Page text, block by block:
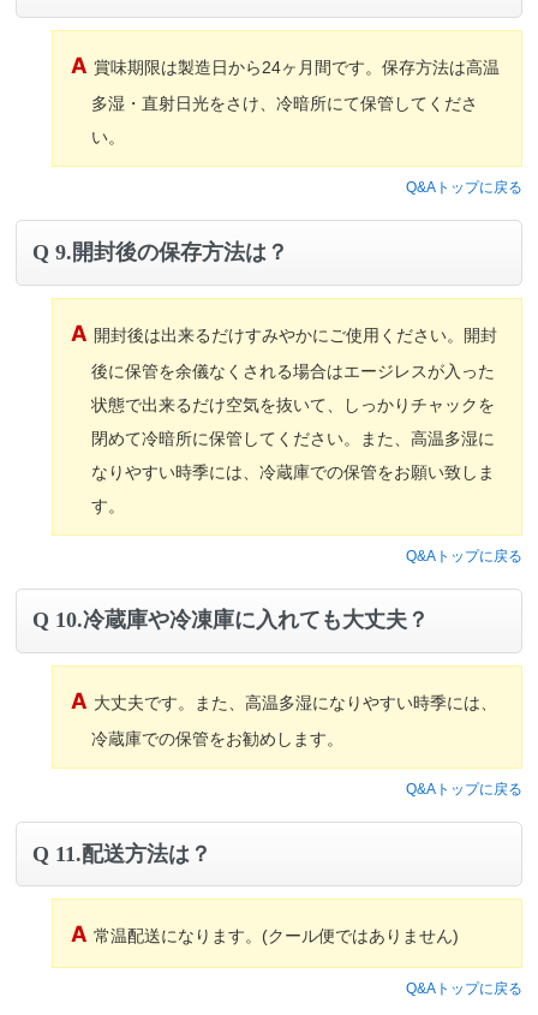
賞味期限は製造日から24ヶ月間です。保存方法は高温
多湿・直射日光をさけ、冷暗所にて保管してくださ
い。
Q&Aトップに戻る
9.開封後の保存方法は？
開封後は出来るだけすみやかにご使用ください。開封
後に保管を余儀なくされる場合はエージレスが入った
状態で出来るだけ空気を抜いて、しっかりチャックを
閉めて冷暗所に保管してください。また、高温多湿に
なりやすい時季には、冷蔵庫での保管をお願い致しま
す。
Q&Aトップに戻る
10.冷蔵庫や冷凍庫に入れても大丈夫？
大丈夫です。また、高温多湿になりやすい時季には、
冷蔵庫での保管をお勧めします。
Q&Aトップに戻る
11.配送方法は？
常温配送になります。(クール便ではありません)
Q&Aトップに戻る